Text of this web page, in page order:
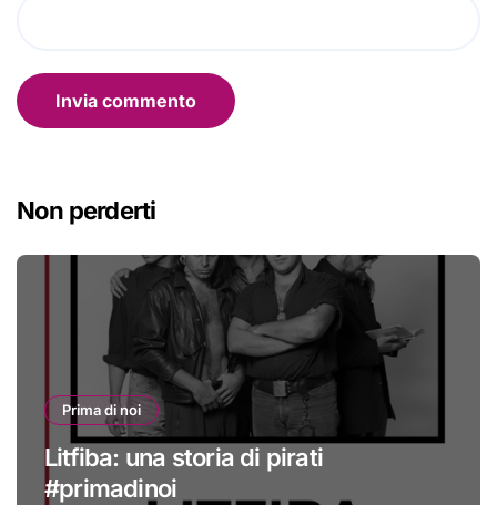
Non perderti
Prima di noi
Litfiba: una storia di pirati
#primadinoi